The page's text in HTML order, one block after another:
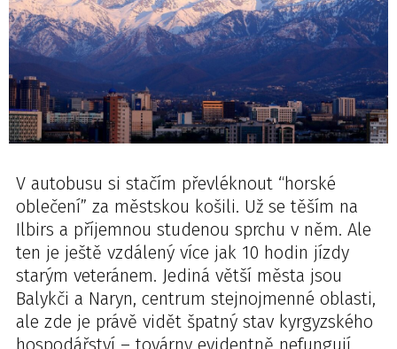
V autobusu si stačím převléknout “horské
oblečení” za městskou košili. Už se těším na
Ilbirs a příjemnou studenou sprchu v něm. Ale
ten je ještě vzdálený více jak 10 hodin jízdy
starým veteránem. Jediná větší města jsou
Balykči a Naryn, centrum stejnojmenné oblasti,
ale zde je právě vidět špatný stav kyrgyzského
hospodářství – továrny evidentně nefungují,